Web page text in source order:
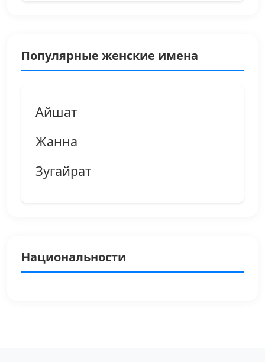
Популярные женские имена
Айшат
Жанна
Зугайрат
Национальности